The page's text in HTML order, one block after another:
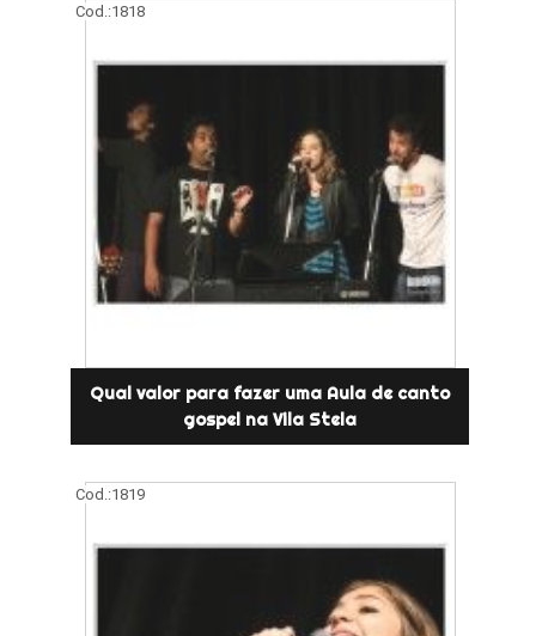
Cod.:1818
Qual valor para fazer uma Aula de canto
gospel na Vila Stela
Cod.:1819